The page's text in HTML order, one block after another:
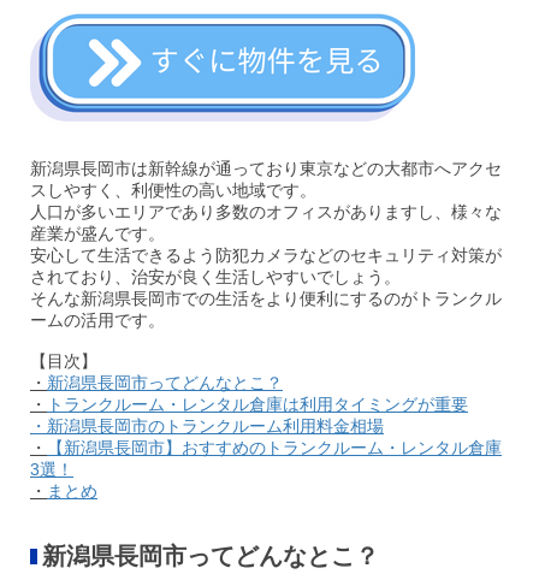
新潟県長岡市は新幹線が通っており東京などの大都市へアクセ
スしやすく、利便性の高い地域です。
人口が多いエリアであり多数のオフィスがありますし、様々な
産業が盛んです。
安心して生活できるよう防犯カメラなどのセキュリティ対策が
されており、治安が良く生活しやすいでしょう。
そんな新潟県長岡市での生活をより便利にするのがトランクル
ームの活用です。
【目次】
・ 新潟県長岡市ってどんなとこ？
・
トランクルーム・レンタル倉庫は利用タイミングが重要
・新潟県長岡市のトランクルーム利用料金相場
・
【新潟県長岡市】おすすめのトランクルーム・レンタル倉庫
3選！
・ まとめ
新潟県長岡市ってどんなとこ？